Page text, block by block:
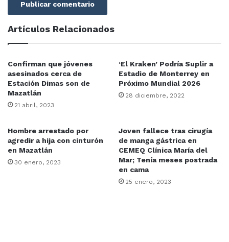
Tercer Lugar, equipo Casa Redonda
Roman Parra, jugador más valioso de la Final de Liga,
equipo Valle de Urías
IMDEM
Liga Infantil Intercolonial de Fútbol
Artículos Relacionados
Confirman que jóvenes
asesinados cerca de
Estación Dimas son de
Mazatlán
21 abril, 2023
‘El Kraken’ Podría Suplir a
Estadio de Monterrey en
Próximo Mundial 2026
28 diciembre, 2022
Hombre arrestado por
agredir a hija con cinturón
en Mazatlán
30 enero, 2023
Joven fallece tras cirugía
de manga gástrica en
CEMEQ Clínica María del
Mar; Tenía meses postrada
en cama
25 enero, 2023